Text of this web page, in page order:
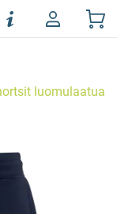
luomulaatua